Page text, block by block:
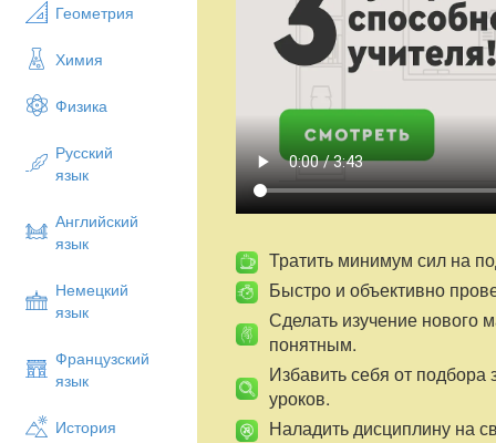
Геометрия
Химия
Физика
Русский
язык
Английский
язык
Немецкий
язык
Французский
язык
История
Тратить минимум сил на
Быстро и объективно
Сделать изучение нового
понятным.
Избавить себя от подбора
уроков.
Наладить дисциплину на